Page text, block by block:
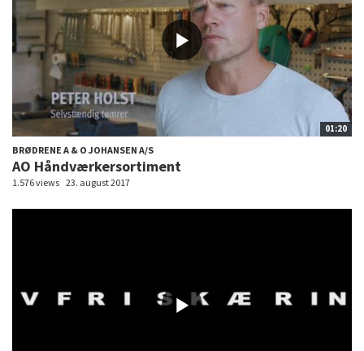
01:20
BRØDRENE A & O JOHANSEN A/S
AO Håndværkersortiment
1.576 views 23. august 2017